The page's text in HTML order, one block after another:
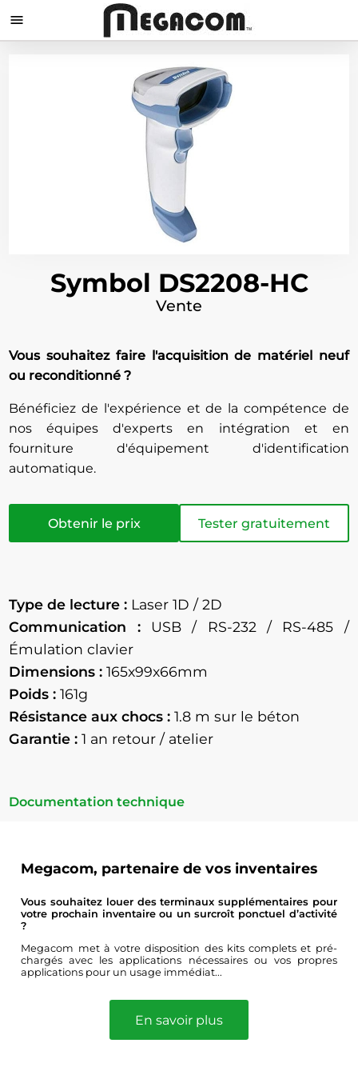

Symbol DS2208-HC
Vente
Vous souhaitez faire l'acquisition de matériel neuf
ou reconditionné ?
Bénéficiez de l'expérience et de la compétence de
nos équipes d'experts en intégration et en
fourniture d'équipement d'identification
automatique.
Obtenir le prix Tester gratuitement
Type de lecture : Laser 1D / 2D
Communication :USB / RS-232 / RS-485 /
Émulation clavier
Dimensions : 165x99x66mm
Poids : 161g
Résistance aux chocs :1.8 m sur le béton
Garantie : 1 an retour / atelier
Documentation technique
Megacom, partenaire de vos inventaires
Vous souhaitez louer des terminaux supplémentaires pour
votre prochain inventaire ou un surcroît ponctuel d’activité
?
Megacom met à votre disposition des kits complets et pré-
chargés avec les applications nécessaires ou vos propres
applications pour un usage immédiat...
En savoir plus